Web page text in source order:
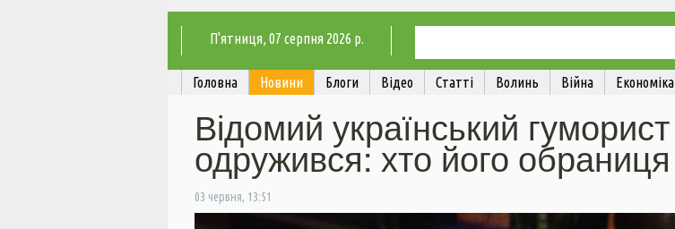
П'ятниця, 07 серпня 2026 р.
Головна Новини Блоги Відео Статті Волинь Війна Економіка
Відомий український гуморист
одружився: хто його обраниця
03 червня, 13:51